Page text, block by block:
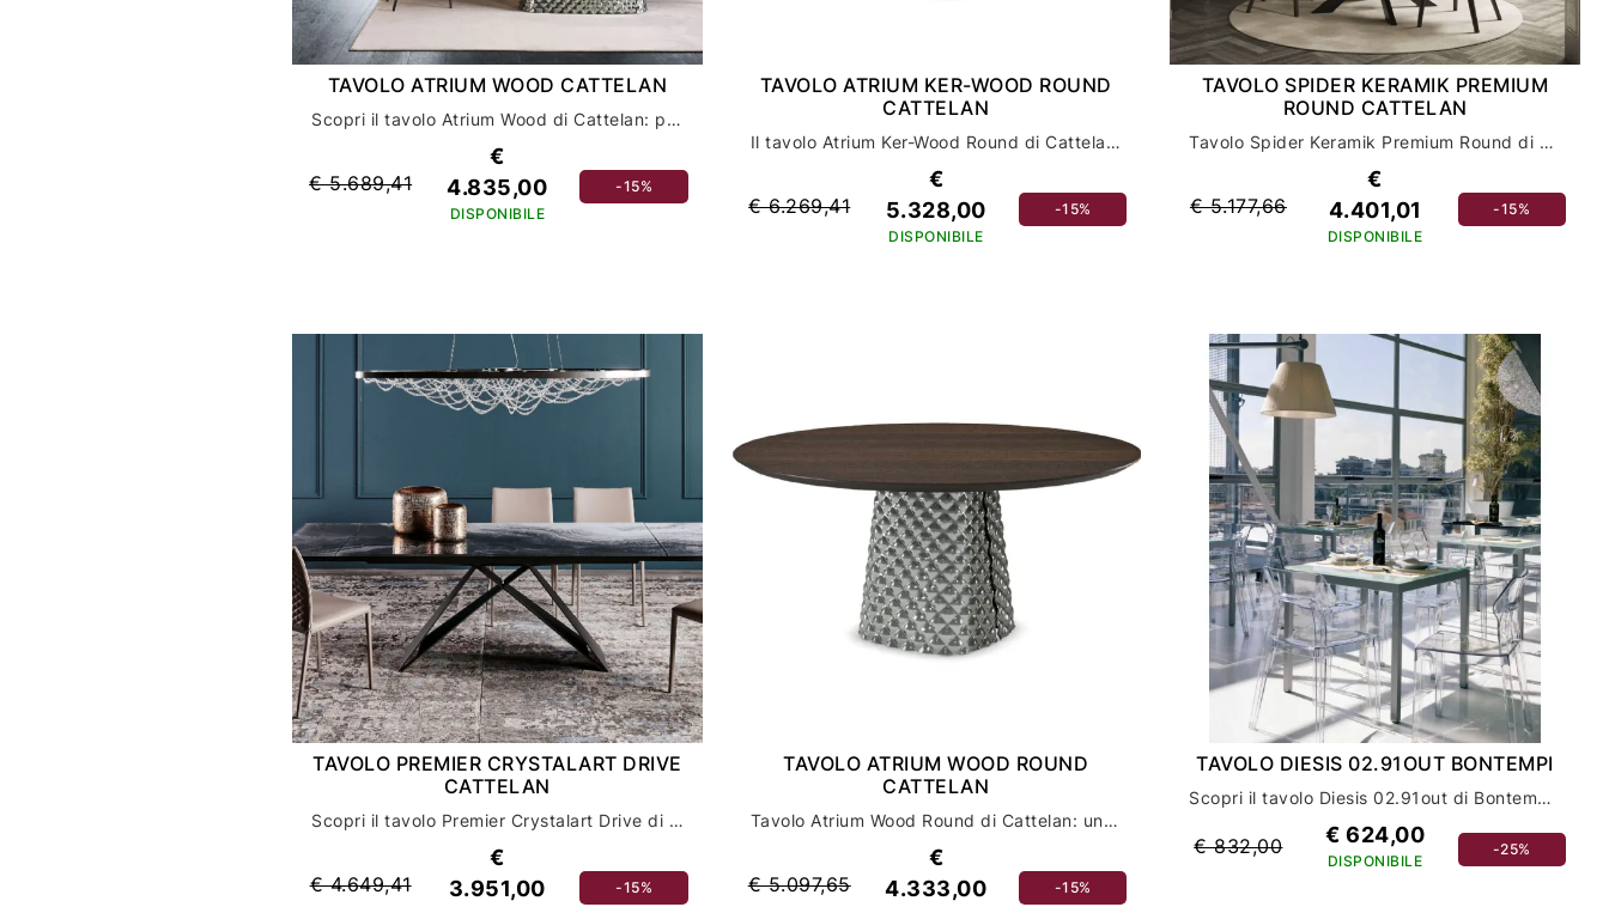
TAVOLO ATRIUM WOOD CATTELAN
Scopri il tavolo Atrium Wood di Cattelan: perfezione per l'arredamento della tua casa
€ 5.689,41
€
4.835,00
DISPONIBILE
-15%
TAVOLO ATRIUM KER-WOOD ROUND
CATTELAN
Il tavolo Atrium Ker-Wood Round di Cattelan: design e funzionalità per l'arredamento della tua casa
€ 6.269,41
€
5.328,00
DISPONIBILE
-15%
TAVOLO SPIDER KERAMIK PREMIUM
ROUND CATTELAN
Tavolo Spider Keramik Premium Round di Cattelan: eleganza e stile per l'arredamento della tua casa
€ 5.177,66
€
4.401,01
DISPONIBILE
-15%
TAVOLO PREMIER CRYSTALART DRIVE
CATTELAN
Scopri il tavolo Premier Crystalart Drive di Cattelan per un arredamento casa di lusso e design
€ 4.649,41
€
3.951,00
-15%
TAVOLO ATRIUM WOOD ROUND
CATTELAN
Tavolo Atrium Wood Round di Cattelan: un tocco di eleganza per l'arredamento della tua casa
€ 5.097,65
€
4.333,00
-15%
TAVOLO DIESIS 02.91OUT BONTEMPI
Scopri il tavolo Diesis 02.91out di Bontempi: arredamento casa di qualità e design unico
€ 832,00 € 624,00
DISPONIBILE
-25%